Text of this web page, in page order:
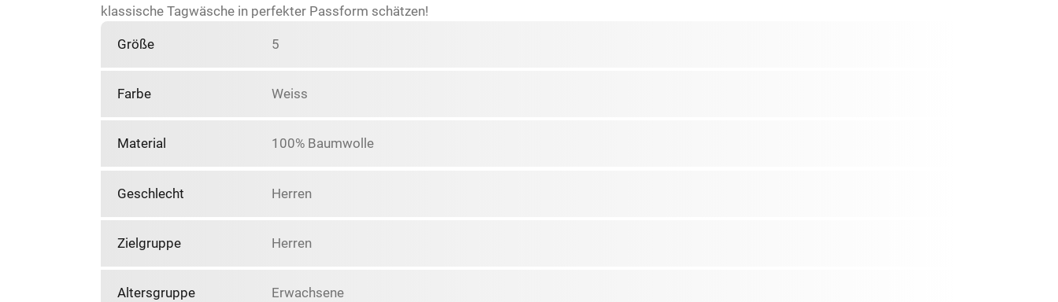
klassische Tagwäsche in perfekter Passform schätzen!
Größe 5
Farbe Weiss
Material 100% Baumwolle
Geschlecht Herren
Zielgruppe Herren
Altersgruppe Erwachsene